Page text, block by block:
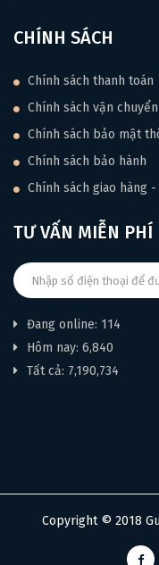
CHÍNH SÁCH
Chính sách thanh toán
Chính sách vận
Chính sách bảo mật
Chính sách bảo hành
Chính sách giao hàng
TƯ VẤN MIỄN PHÍ
Đang online: 114
Hôm nay: 6,840
Tất cả: 7,190,734
Copyright © 2018